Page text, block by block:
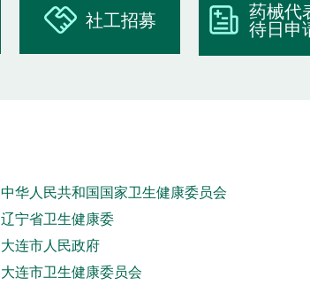
社工招募
药械代
待日申
中华人民共和国国家卫生健康委员会
辽宁省卫生健康委
大连市人民政府
大连市卫生健康委员会